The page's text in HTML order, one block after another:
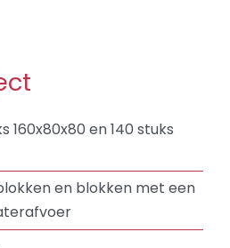
160x80x80 en 140 stuks
en blokken met een